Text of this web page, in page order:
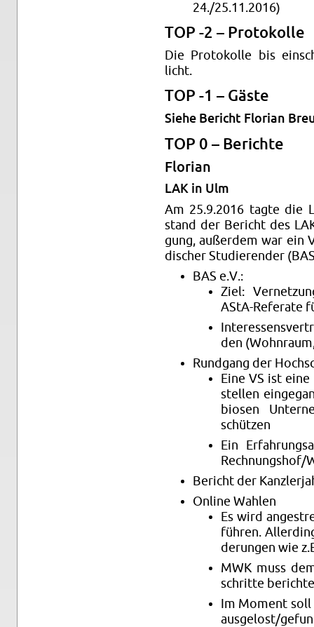
24./25.11.2016)
TOP -2 – Pro­to­kol­le
Die Pro­to­kol­le bis
licht.
TOP -1 – Gäste
Siehe Be­richt Flo­ri­an
TOP 0 – Be­rich­te
Flo­ri­an
LAK in Ulm
Am 25.9.2016 tagte die
stand der Be­richt des
gung, au­ßer­dem war ein
di­scher Stu­die­ren­der
BAS e.V.:
Ziel:
AStA-Re­fe­ra­te
den
Rund­gang der
Eine VS ist
stel­len
bio­sen
schüt­zen
Ein
Rech­nungs­hof/
Be­richt der
On­line Wah­len
Es wird
füh­ren.
de­run­gen wie
MWK muss
schrit­te
Im Mo­ment
aus­ge­lost/